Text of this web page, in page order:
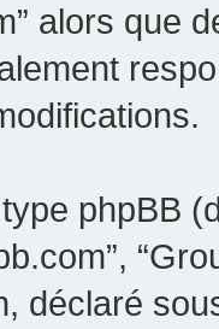
alors que
phpBB
déclaré